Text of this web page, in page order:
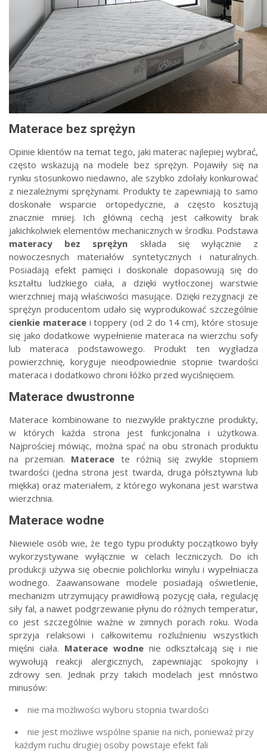
Materace bez sprężyn
Opinie klientów na temat tego, jaki materac najlepiej wybrać,
często wskazują na modele bez sprężyn. Pojawiły się na
rynku stosunkowo niedawno, ale szybko zdołały konkurować
z niezależnymi sprężynami. Produkty te zapewniają to samo
doskonałe wsparcie ortopedyczne, a często kosztują
znacznie mniej. Ich główną cechą jest całkowity brak
jakichkolwiek elementów mechanicznych w środku. Podstawa
materacy bez sprężyn składa się wyłącznie z
nowoczesnych materiałów syntetycznych i naturalnych.
Posiadają efekt pamięci i doskonale dopasowują się do
kształtu ludzkiego ciała, a dzięki wytłoczonej warstwie
wierzchniej mają właściwości masujące. Dzięki rezygnacji ze
sprężyn producentom udało się wyprodukować szczególnie
cienkie materacei toppery (od 2 do 14 cm), które stosuje
się jako dodatkowe wypełnienie materaca na wierzchu sofy
lub materaca podstawowego. Produkt ten wygładza
powierzchnię, koryguje nieodpowiednie stopnie twardości
materaca i dodatkowo chroni łóżko przed wyciśnięciem.
Materace dwustronne
Materace kombinowane to niezwykle praktyczne produkty,
w których każda strona jest funkcjonalna i użytkowa.
Najprościej mówiąc, można spać na obu stronach produktu
na przemian. Materacete różnią się zwykle stopniem
twardości (jedna strona jest twarda, druga półsztywna lub
miękka) oraz materiałem, z którego wykonana jest warstwa
wierzchnia.
Materace wodne
Niewiele osób wie, że tego typu produkty początkowo były
wykorzystywane wyłącznie w celach leczniczych. Do ich
produkcji używa się obecnie polichlorku winylu i wypełniacza
wodnego. Zaawansowane modele posiadają oświetlenie,
mechanizm utrzymujący prawidłową pozycję ciała, regulację
siły fal, a nawet podgrzewanie płynu do różnych temperatur,
co jest szczególnie ważne w zimnych porach roku. Woda
sprzyja relaksowi i całkowitemu rozluźnieniu wszystkich
mięśni ciała. Materace wodnenie odkształcają się i nie
wywołują reakcji alergicznych, zapewniając spokojny i
zdrowy sen. Jednak przy takich modelach jest mnóstwo
minusów:
nie ma możliwości wyboru stopnia twardości
nie jest możliwe wspólne spanie na nich, ponieważ przy
każdym ruchu drugiej osoby powstaje efekt fali